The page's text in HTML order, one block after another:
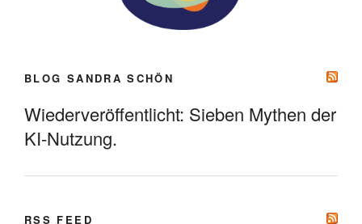
BLOG SANDRA SCHÖN
Wiederveröffentlicht: Sieben Mythen der
KI-Nutzung.
RSS FEED